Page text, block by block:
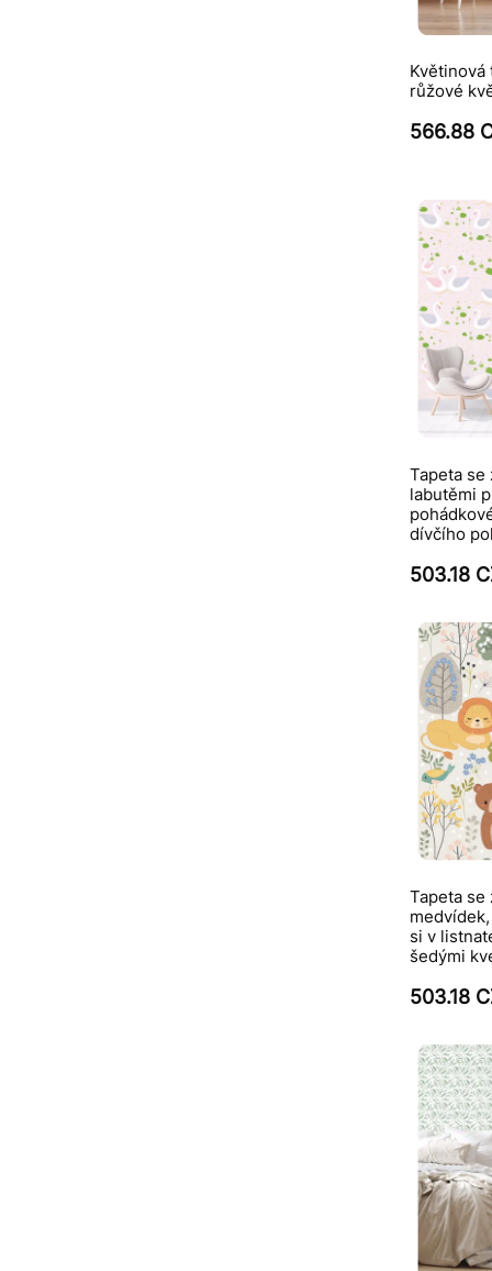
Květinová
růžové
566.88
Tapeta se
labutěmi
dívčího
503.18
Tapeta se
si v
šedými
503.18